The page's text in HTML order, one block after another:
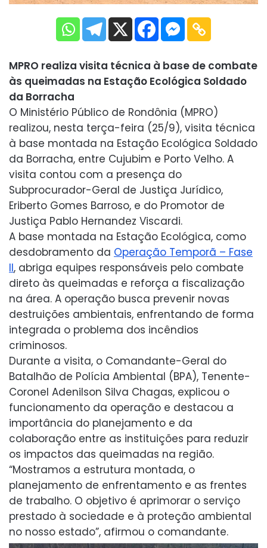
MPRO realiza visita técnica à base de combate
às queimadas na Estação Ecológica Soldado
da Borracha
O Ministério Público de Rondônia (MPRO)
realizou, nesta terça-feira (25/9), visita técnica
à base montada na Estação Ecológica Soldado
da Borracha, entre Cujubim e Porto Velho. A
visita contou com a presença do
Subprocurador-Geral de Justiça Jurídico,
Eriberto Gomes Barroso, e do Promotor de
Justiça Pablo Hernandez Viscardi.
A base montada na Estação Ecológica, como
desdobramento da Operação Temporã – Fase
II, abriga equipes responsáveis pelo combate
direto às queimadas e reforça a fiscalização
na área. A operação busca prevenir novas
destruições ambientais, enfrentando de forma
integrada o problema dos incêndios
criminosos.
Durante a visita, o Comandante-Geral do
Batalhão de Polícia Ambiental (BPA), Tenente-
Coronel Adenilson Silva Chagas, explicou o
funcionamento da operação e destacou a
importância do planejamento e da
colaboração entre as instituições para reduzir
os impactos das queimadas na região.
“Mostramos a estrutura montada, o
planejamento de enfrentamento e as frentes
de trabalho. O objetivo é aprimorar o serviço
prestado à sociedade e à proteção ambiental
no nosso estado”, afirmou o comandante.